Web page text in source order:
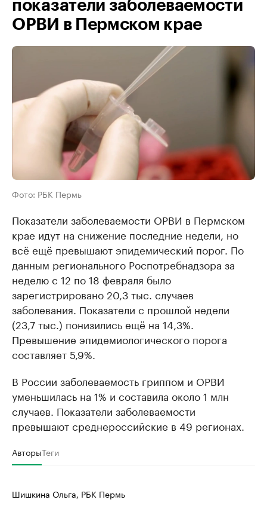
показатели заболеваемости
ОРВИ в Пермском крае
Фото: РБК Пермь
Показатели заболеваемости ОРВИ в Пермском
крае идут на снижение последние недели, но
всё ещё превышают эпидемический порог. По
данным регионального Роспотребнадзора за
неделю с 12 по 18 февраля было
зарегистрировано 20,3 тыс. случаев
заболевания. Показатели с прошлой недели
(23,7 тыс.) понизились ещё на 14,3%.
Превышение эпидемиологического порога
составляет 5,9%.
В России заболеваемость гриппом и ОРВИ
уменьшилась на 1% и составила около 1 млн
случаев. Показатели заболеваемости
превышают среднероссийские в 49 регионах.
АвторыТеги
Шишкина Ольга, РБК Пермь